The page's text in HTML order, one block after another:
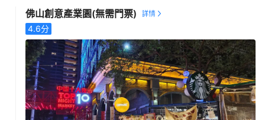
佛山創意產業園(無需門票)
4.6分